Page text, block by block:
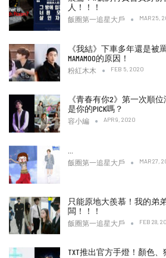
人！！！
飯圈第一追星大戶 MAR 25,
《我結》下車多年還是被
MAMAMOO的原因！
粉紅木木 FEB 5, 2020
《青春有你2》第一次順
是你的PICK嗎？
容小編 APR 9, 2020
飯圈第一追星大戶 MAR 27,
只能原地大羨慕！我的弟
闆！！！
飯圈第一追星大戶 FEB 28,
TXT推出官方手燈！顏色